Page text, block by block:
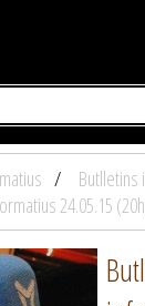
Butlletins
24.05.15